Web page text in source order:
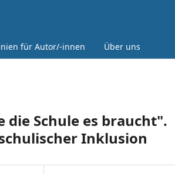
für Autor/-innen Über uns
Schule es braucht".
Inklusion